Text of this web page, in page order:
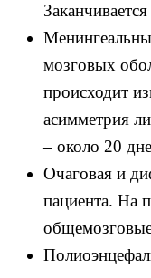
мозговых
происходит
асимметрия
– около 20
Очаговая и
пациента. На